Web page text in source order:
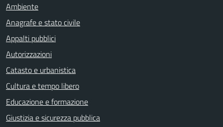
Ambiente
Anagrafe e stato civile
Appalti pubblici
Autorizzazioni
Catasto e urbanistica
Cultura e tempo libero
Educazione e formazione
Giustizia e sicurezza pubblica